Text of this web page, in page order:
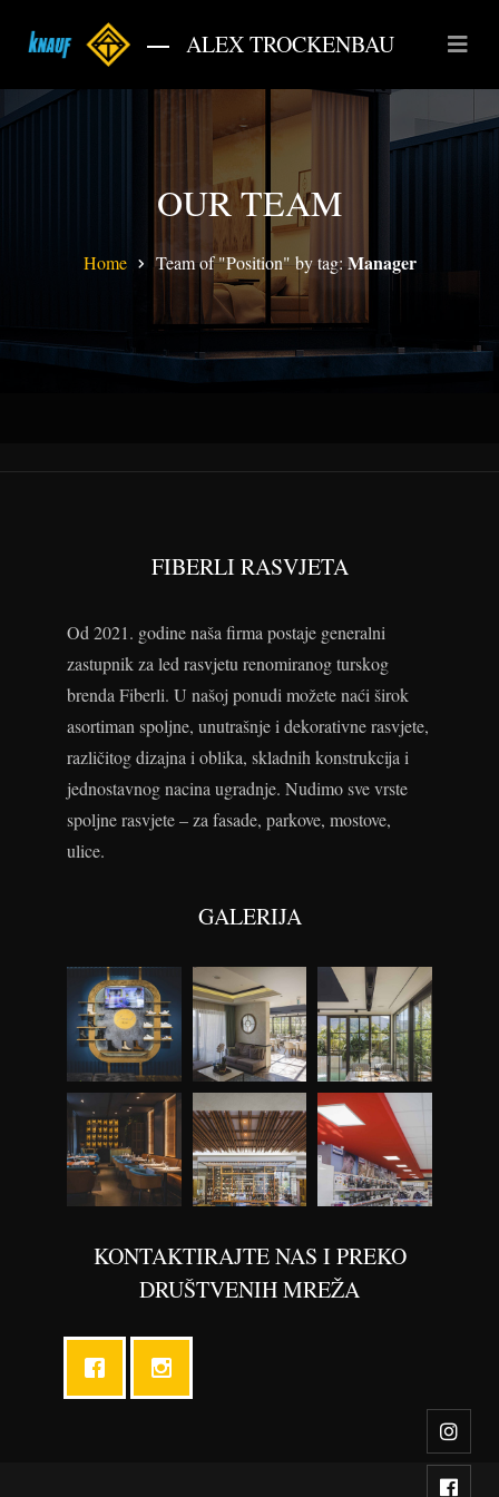
ALEX TROCKENBAU
OUR TEAM
Home Team of "Position" by tag: Manager
FIBERLI RASVJETA
Od 2021. godine naša firma postaje generalni
zastupnik za led rasvjetu renomiranog turskog
brenda Fiberli. U našoj ponudi možete naći širok
asortiman spoljne, unutrašnje i dekorativne rasvjete,
različitog dizajna i oblika, skladnih konstrukcija i
jednostavnog nacina ugradnje. Nudimo sve vrste
spoljne rasvjete – za fasade, parkove, mostove,
ulice.
GALERIJA
KONTAKTIRAJTE NAS I PREKO
DRUŠTVENIH MREŽA